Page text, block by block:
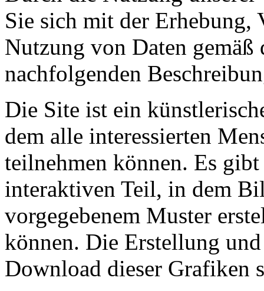
Sie sich mit der Erhebung,
Nutzung von Daten gemäß
nachfolgenden
Die Site ist ein
dem alle interessierten
teilnehmen können. Es gibt
interaktiven Teil, in dem
vorgegebenem Muster
können. Die Erstellung
Download dieser Grafiken